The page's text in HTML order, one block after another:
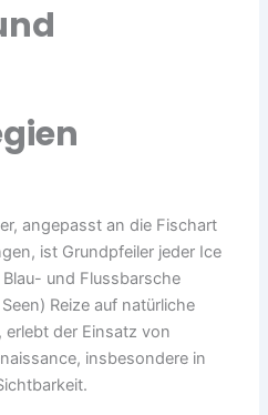
angepasst an die Fischart
ist Grundpfeiler jeder Ice
Blau- und Flussbarsche
Reize auf natürliche
erlebt der Einsatz von
insbesondere in